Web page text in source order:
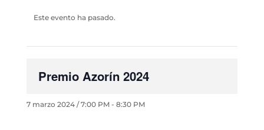
Este evento ha pasado.
Premio Azorín 2024
7 marzo 2024 / 7:00 PM- 8:30 PM